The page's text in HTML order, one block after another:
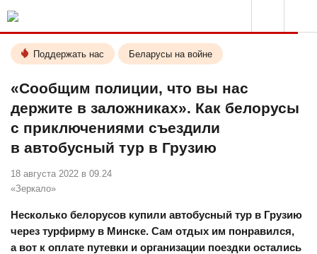
Поддержать нас Беларусы на войне
«Сообщим полиции, что вы нас
держите в заложниках». Как белорусы
с приключениями съездили
в автобусный тур в Грузию
18 августа 2022 в 09.24
«Зеркало»
Несколько белорусов купили автобусный тур в Грузию
через турфирму в Минске. Сам отдых им понравился,
а вот к оплате путевки и организации поездки остались